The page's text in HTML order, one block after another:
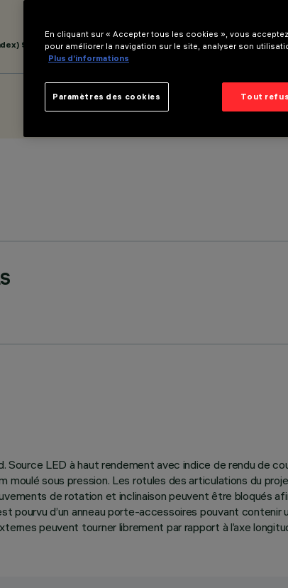
99
Source LED à haut rendement avec indice de rendu de
moulé sous pression. Les rotules des articulations du
de rotation et inclinaison peuvent être bloqués
pourvu d’un anneau porte-accessoires pouvant
peuvent tourner librement par rapport à l’axe
En cliquant sur « Accepter tous les cookies », vous
pour améliorer la navigation sur le site, analyser son
Plus d’informations
Tout
Paramètres des cookies